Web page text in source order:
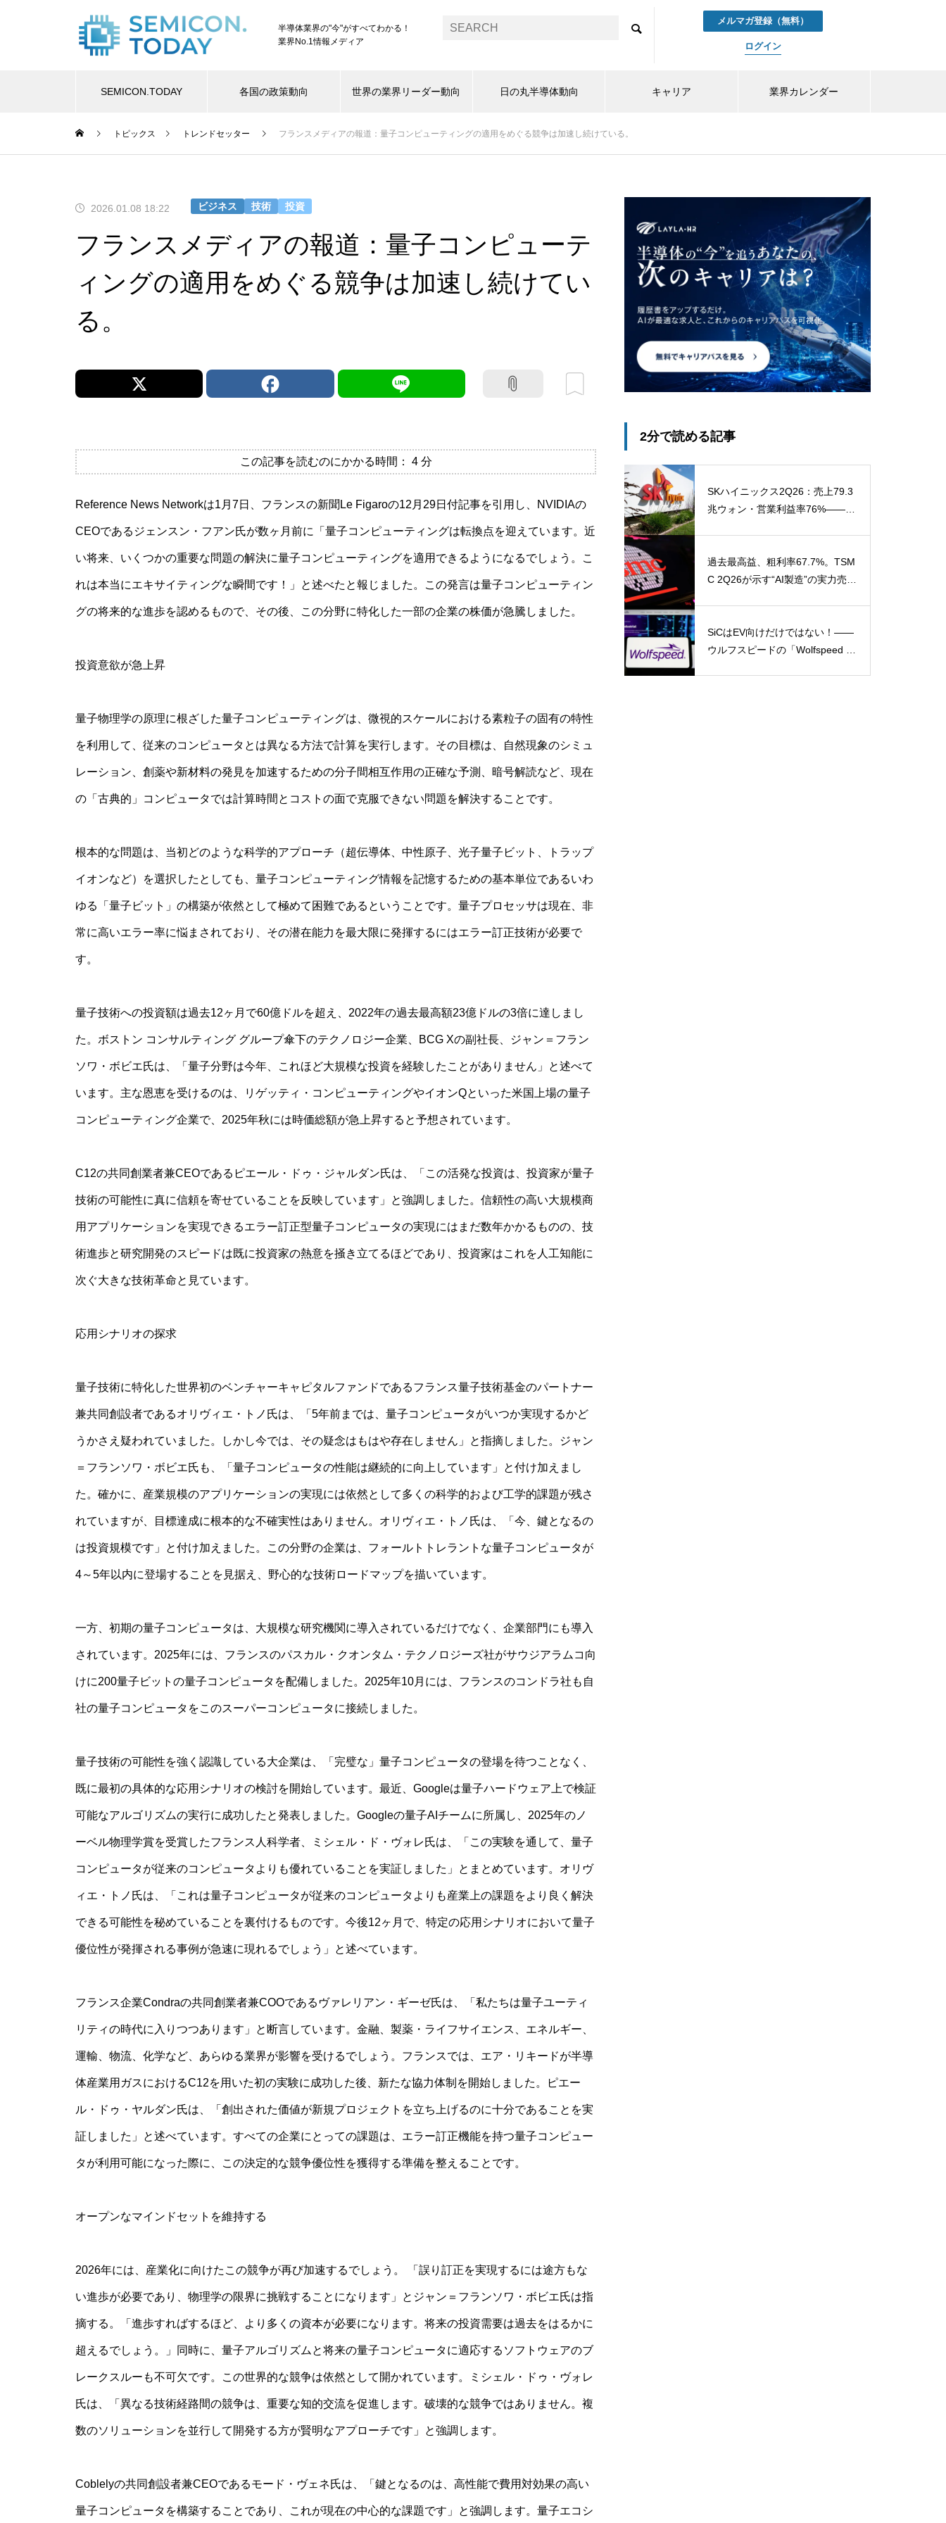
半導体業界の"今"がすべてわかる！
業界No.1情報メディア
メルマガ登録（無料）
ログイン
SEMICON.TODAY 各国の政策動向 世界の業界リーダー動向 日の丸半導体動向 キャリア 業界カレンダー
トピックス トレンドセッター フランスメディアの報道：量子コンピューティングの適用をめぐる競争は加速し続けている。
2026.01.08 18:22 ビジネス 技術 投資
フランスメディアの報道：量子コンピューテ
ィングの適用をめぐる競争は加速し続けてい
る。
この記事を読むのにかかる時間： 4 分
Reference News Networkは1月7日、フランスの新聞Le Figaroの12月29日付記事を引用し、NVIDIAの
CEOであるジェンスン・フアン氏が数ヶ月前に「量子コンピューティングは転換点を迎えています。近
い将来、いくつかの重要な問題の解決に量子コンピューティングを適用できるようになるでしょう。こ
れは本当にエキサイティングな瞬間です！」と述べたと報じました。この発言は量子コンピューティン
グの将来的な進歩を認めるもので、その後、この分野に特化した一部の企業の株価が急騰しました。
投資意欲が急上昇
量子物理学の原理に根ざした量子コンピューティングは、微視的スケールにおける素粒子の固有の特性
を利用して、従来のコンピュータとは異なる方法で計算を実行します。その目標は、自然現象のシミュ
レーション、創薬や新材料の発見を加速するための分子間相互作用の正確な予測、暗号解読など、現在
の「古典的」コンピュータでは計算時間とコストの面で克服できない問題を解決することです。
根本的な問題は、当初どのような科学的アプローチ（超伝導体、中性原子、光子量子ビット、トラップ
イオンなど）を選択したとしても、量子コンピューティング情報を記憶するための基本単位であるいわ
ゆる「量子ビット」の構築が依然として極めて困難であるということです。量子プロセッサは現在、非
常に高いエラー率に悩まされており、その潜在能力を最大限に発揮するにはエラー訂正技術が必要で
す。
量子技術への投資額は過去12ヶ月で60億ドルを超え、2022年の過去最高額23億ドルの3倍に達しまし
た。ボストン コンサルティング グループ傘下のテクノロジー企業、BCG Xの副社長、ジャン＝フラン
ソワ・ボビエ氏は、「量子分野は今年、これほど大規模な投資を経験したことがありません」と述べて
います。主な恩恵を受けるのは、リゲッティ・コンピューティングやイオンQといった米国上場の量子
コンピューティング企業で、2025年秋には時価総額が急上昇すると予想されています。
C12の共同創業者兼CEOであるピエール・ドゥ・ジャルダン氏は、「この活発な投資は、投資家が量子
技術の可能性に真に信頼を寄せていることを反映しています」と強調しました。信頼性の高い大規模商
用アプリケーションを実現できるエラー訂正型量子コンピュータの実現にはまだ数年かかるものの、技
術進歩と研究開発のスピードは既に投資家の熱意を掻き立てるほどであり、投資家はこれを人工知能に
次ぐ大きな技術革命と見ています。
応用シナリオの探求
量子技術に特化した世界初のベンチャーキャピタルファンドであるフランス量子技術基金のパートナー
兼共同創設者であるオリヴィエ・トノ氏は、「5年前までは、量子コンピュータがいつか実現するかど
うかさえ疑われていました。しかし今では、その疑念はもはや存在しません」と指摘しました。ジャン
＝フランソワ・ボビエ氏も、「量子コンピュータの性能は継続的に向上しています」と付け加えまし
た。確かに、産業規模のアプリケーションの実現には依然として多くの科学的および工学的課題が残さ
れていますが、目標達成に根本的な不確実性はありません。オリヴィエ・トノ氏は、「今、鍵となるの
は投資規模です」と付け加えました。この分野の企業は、フォールトトレラントな量子コンピュータが
4～5年以内に登場することを見据え、野心的な技術ロードマップを描いています。
一方、初期の量子コンピュータは、大規模な研究機関に導入されているだけでなく、企業部門にも導入
されています。2025年には、フランスのパスカル・クオン​​タム・テクノロジーズ社がサウジアラムコ向
けに200量子ビットの量子コンピュータを配備しました。2025年10月には、フランスのコンドラ社も自
社の量子コンピュータをこのスーパーコンピュータに接続しました。
量子技術の可能性を強く認識している大企業は、「完璧な」量子コンピュータの登場を待つことなく、
既に最初の具体的な応用シナリオの検討を開始しています。最近、Googleは量子ハードウェア上で検証
可能なアルゴリズムの実行に成功したと発表しました。Googleの量子AIチームに所属し、2025年のノ
ーベル物理学賞を受賞したフランス人科学者、ミシェル・ド・ヴォレ氏は、「この実験を通して、量子
コンピュータが従来のコンピュータよりも優れていることを実証しました」とまとめています。オリヴ
ィエ・トノ氏は、「これは量子コンピュータが従来のコンピュータよりも産業上の課題をより良く解決
できる可能性を秘めていることを裏付けるものです。今後12ヶ月で、特定の応用シナリオにおいて量子
優位性が発揮される事例が急速に現れるでしょう」と述べています。
フランス企業Condraの共同創業者兼COOであるヴァレリアン・ギーゼ氏は、「私たちは量子ユーティ
リティの時代に入りつつあります」と断言しています。金融、製薬・ライフサイエンス、エネルギー、
運輸、物流、化学など、あらゆる業界が影響を受けるでしょう。フランスでは、エア・リキードが半導
体産業用ガスにおけるC12を用いた初の実験に成功した後、新たな協力体制を開始しました。ピエー
ル・ドゥ・ヤルダン氏は、「創出された価値が新規プロジェクトを立ち上げるのに十分であることを実
証しました」と述べています。すべての企業にとっての課題は、エラー訂正機能を持つ量子コンピュー
タが利用可能になった際に、この決定的な競争優位性を獲得する準備を整えることです。
オープンなマインドセットを維持する
2026年には、産業化に向けたこの競争が再び加速するでしょう。 「誤り訂正を実現するには途方もな
い進歩が必要であり、物理学の限界に挑戦することになります」とジャン＝フランソワ・ボビエ氏は指
摘する。「進歩すればするほど、より多くの資本が必要になります。将来の投資需要は過去をはるかに
超えるでしょう。」同時に、量子アルゴリズムと将来の量子コンピュータに適応するソフトウェアのブ
レークスルーも不可欠です。この世界的な競争は依然として開かれています。ミシェル・ドゥ・ヴォレ
氏は、「異なる技術経路間の競争は、重要な知的交流を促進します。破壊的な競争ではありません。複
数のソリューションを並行して開発する方が賢明なアプローチです」と強調します。
Coblelyの共同創設者兼CEOであるモード・ヴェネ氏は、「鍵となるのは、高性能で費用対効果の高い
量子コンピュータを構築することであり、これが現在の中心的な課題です」と強調します。量子エコシ
2分で読める記事
SKハイニックス2Q26：売上79.3
兆ウォン・営業利益率76%——半
利益の読み方
過去最高益、粗利率67.7%。TSM
C 2Q26が示す“AI製造”の実力売
株式売却益
SiCはEV向けだけではない！――
ウルフスピードの「Wolfspeed G